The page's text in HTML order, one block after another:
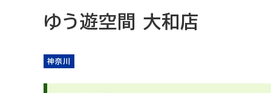
ゆう遊空間 大和店
神奈川